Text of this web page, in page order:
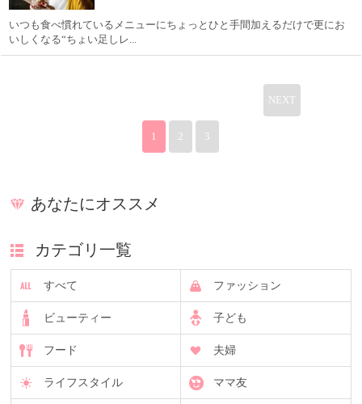
いつも食べ慣れているメニューにちょっとひと手間加えるだけで更にお
いしくなる“ちょい足しレ...
1 2 3
NEXT
あなたにオススメ
カテゴリ一覧
すべて ファッション
ビューティー 子ども
フード 夫婦
ライフスタイル ママ友